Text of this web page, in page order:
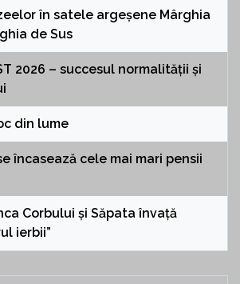
în satele argeșene Mârghia
de Sus
2026 – succesul normalității și
din lume
încasează cele mai mari pensii
Corbului și Săpata învață
ierbii”